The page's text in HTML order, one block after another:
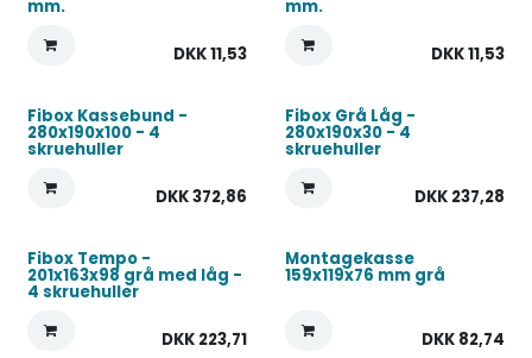
mm.
DKK11,53
mm.
DKK11,53
Fibox Kassebund -
280x190x100 - 4
skruehuller
DKK372,86
Fibox Grå Låg -
280x190x30 - 4
skruehuller
DKK 237,28
Fibox Tempo -
201x163x98 grå med låg -
4 skruehuller
DKK 223,71
Montagekasse
159x119x76 mm grå
DKK 82,74